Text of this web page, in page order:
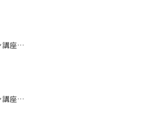
代ゼミサテライン講座夏期講習会で苦手科目を短期間に得意科目へ導く学習戦略
代ゼミサテライン講座を活用した夏期講習会で共通テストの最新傾向と対策を徹底攻略する方法